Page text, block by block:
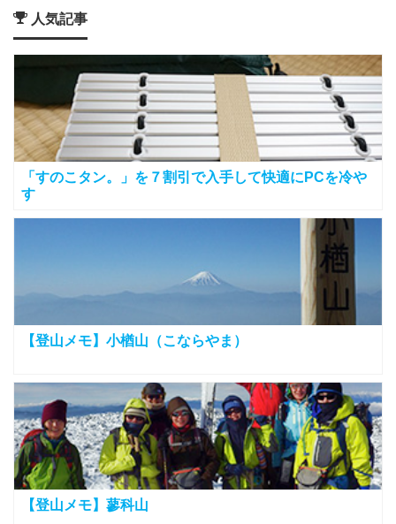
人気記事
「すのこタン。」を７割引で入手して快適にPCを冷や
す
【登山メモ】小楢山（こならやま）
【登山メモ】蓼科山